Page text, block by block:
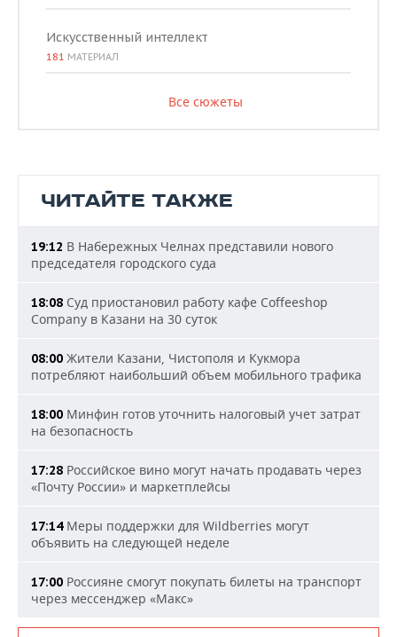
Искусственный интеллект
181 МАТЕРИАЛ
Все сюжеты
ЧИТАЙТЕ ТАКЖЕ
19:12 В Набережных Челнах представили нового
председателя городского суда
18:08 Суд приостановил работу кафе Coffeeshop
Company в Казани на 30 суток
08:00 Жители Казани, Чистополя и Кукмора
потребляют наибольший объем мобильного трафика
18:00 Минфин готов уточнить налоговый учет затрат
на безопасность
17:28 Российское вино могут начать продавать через
«Почту России» и маркетплейсы
17:14Меры поддержки для Wildberries могут
объявить на следующей неделе
17:00 Россияне смогут покупать билеты на транспорт
через мессенджер «Макс»